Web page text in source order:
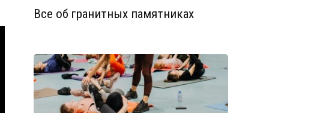
Все об гранитных памятниках